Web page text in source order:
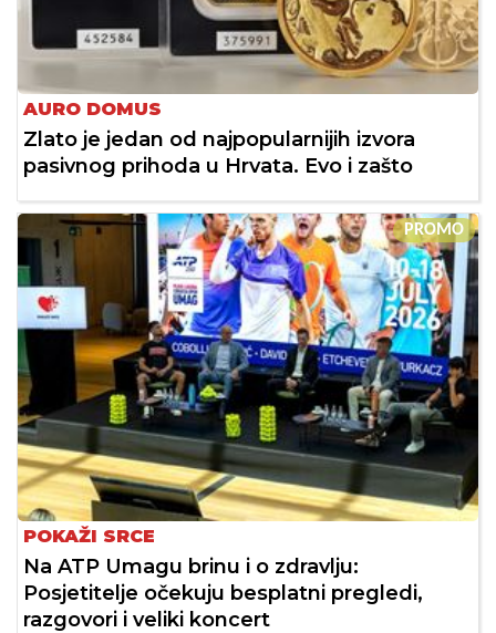
AURO DOMUS
Zlato je jedan od najpopularnijih izvora
pasivnog prihoda u Hrvata. Evo i zašto
PROMO
POKAŽI SRCE
Na ATP Umagu brinu i o zdravlju:
Posjetitelje očekuju besplatni pregledi,
razgovori i veliki koncert